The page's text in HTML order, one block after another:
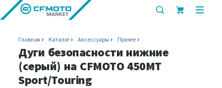
показать
поиска
Главная Каталог Аксессуары Прочее
Дуги безопасности нижние
(серый) на CFMOTO 450MT
Sport/Touring